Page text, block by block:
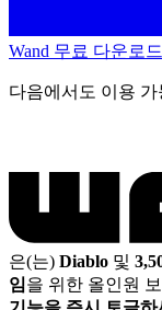
Wand 무료 다운로드
다음에서도 이용 가
은(는) Diablo 및
임을 위한 올인원